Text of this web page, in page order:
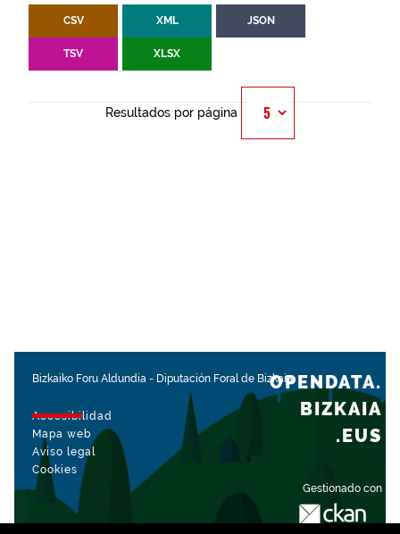
CSV XML JSON
TSV XLSX
Resultados por página
Bizkaiko Foru Aldundia - Diputación Foral de Bizkaia
Accesibilidad
Mapa web
Aviso legal
Cookies
Gestionado con
OPENDATA.
BIZKAIA
.EUS